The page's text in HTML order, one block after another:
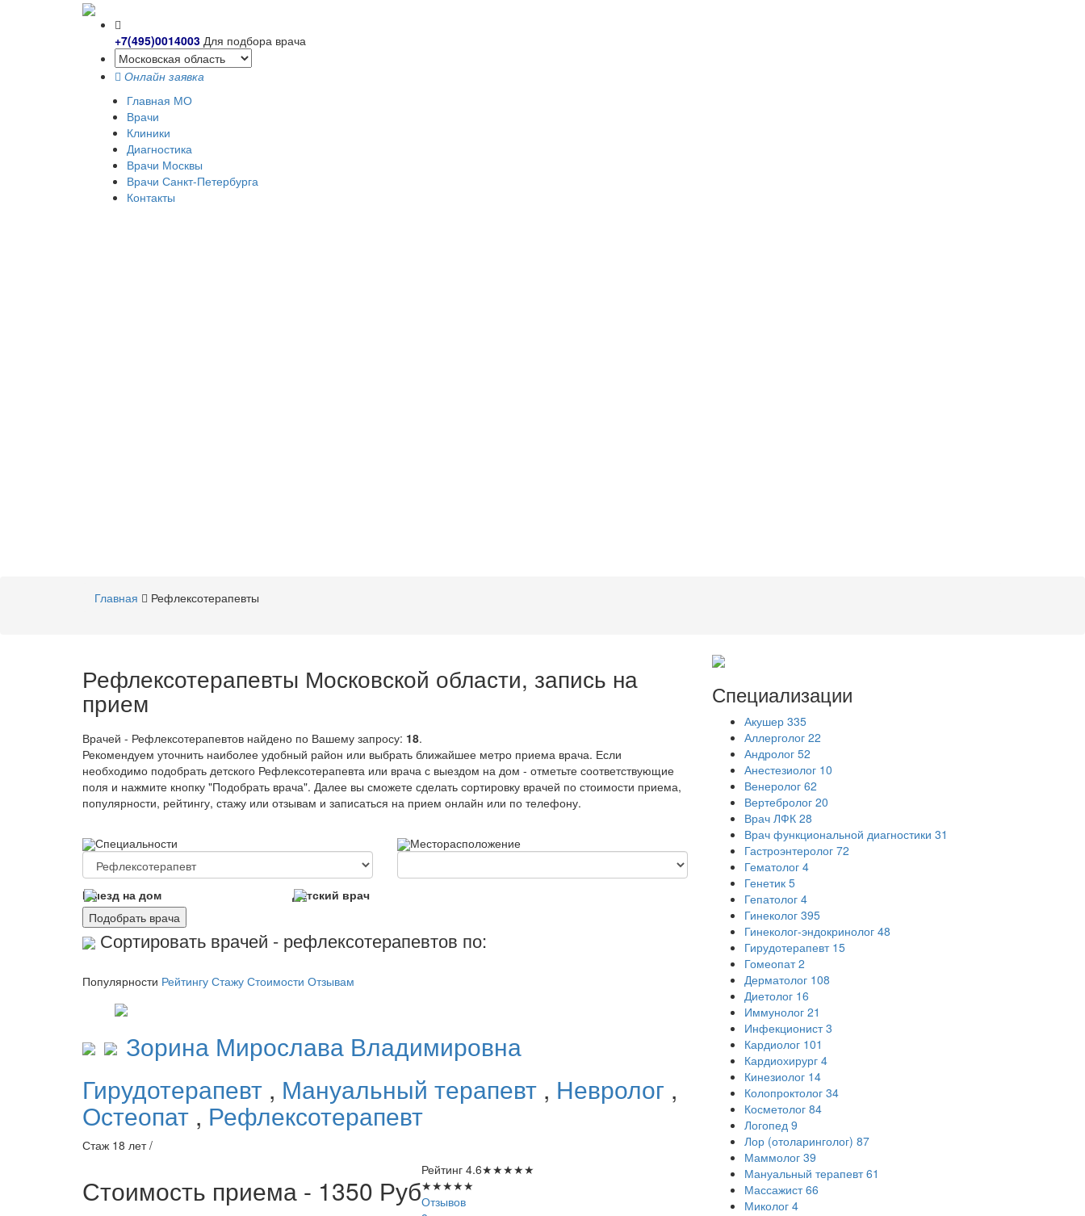
+7(495)0014003 Для подбора врача
Онлайн заявка
Главная МО
Врачи
Клиники
Диагностика
Врачи Москвы
Врачи Санкт-Петербурга
Контакты
Главная Рефлексотерапевты
Рефлексотерапевты Московской области, запись на
прием
Врачей - Рефлексотерапевтов найдено по Вашему запросу: 18.
Рекомендуем уточнить наиболее удобный район или выбрать ближайшее метро приема врача. Если
необходимо подобрать детского Рефлексотерапевта или врача с выездом на дом - отметьте соответствующие
поля и нажмите кнопку "Подобрать врача". Далее вы сможете сделать сортировку врачей по стоимости приема,
популярности, рейтингу, стажу или отзывам и записаться на прием онлайн или по телефону.
Специальности Месторасположение
Выезд на дом
Детский врач
Подобрать врача
Сортировать врачей - рефлексотерапевтов по:
Популярности Рейтингу Стажу Стоимости Отзывам
Зорина Мирослава Владимировна
Гирудотерапевт , Мануальный терапевт , Невролог ,
Остеопат , Рефлексотерапевт
Стаж 18 лет /
Стоимость приема - 1350 Руб
Рейтинг 4.6★★★★★
★★★★★
Отзывов
Специализации
Акушер 335
Аллерголог 22
Андролог 52
Анестезиолог 10
Венеролог 62
Вертебролог 20
Врач ЛФК 28
Врач функциональной диагностики 31
Гастроэнтеролог 72
Гематолог 4
Генетик 5
Гепатолог 4
Гинеколог 395
Гинеколог-эндокринолог 48
Гирудотерапевт 15
Гомеопат 2
Дерматолог 108
Диетолог 16
Иммунолог 21
Инфекционист 3
Кардиолог 101
Кардиохирург 4
Кинезиолог 14
Колопроктолог 34
Косметолог 84
Логопед 9
Лор (отоларинголог) 87
Маммолог 39
Мануальный терапевт 61
Массажист 66
Миколог 4